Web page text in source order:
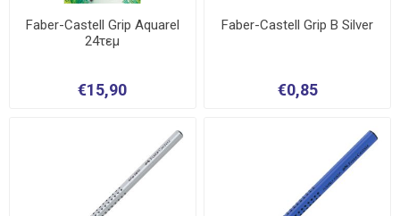
Faber-Castell Grip Aquarel
24τεμ
€15,90
Faber-Castell Grip B Silver
€0,85